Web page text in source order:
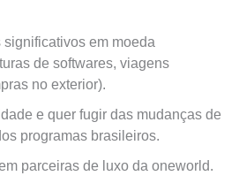
em moeda
de softwares, viagens
no exterior).
e quer fugir das mudanças de
programas brasileiros.
parceiras de luxo da oneworld.